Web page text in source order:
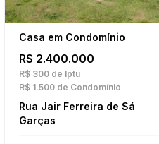
Casa em Condomínio
R$ 2.400.000
R$ 300 de Iptu
R$ 1.500 de Condomínio
Rua Jair Ferreira de Sá
Garças